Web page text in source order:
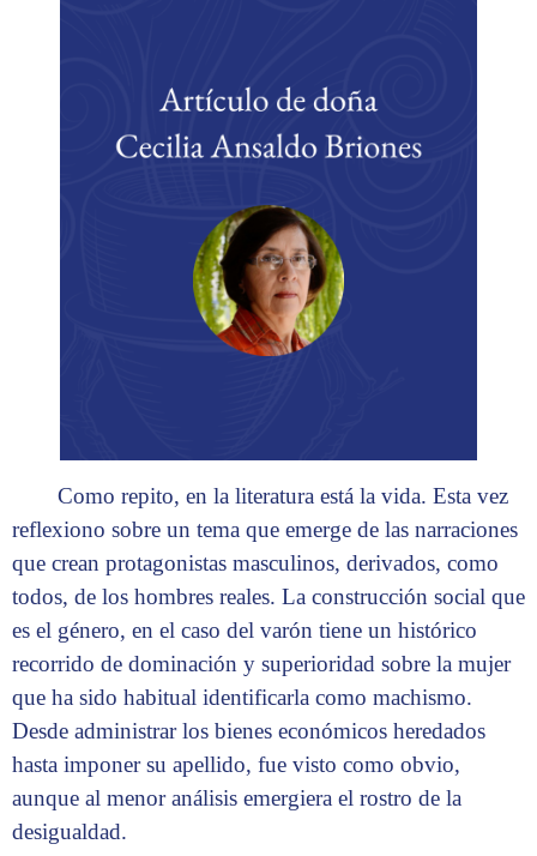
Como repito, en la literatura está la vida. Esta vez
reflexiono sobre un tema que emerge de las narraciones
que crean protagonistas masculinos, derivados, como
todos, de los hombres reales. La construcción social que
es el género, en el caso del varón tiene un histórico
recorrido de dominación y superioridad sobre la mujer
que ha sido habitual identificarla como machismo.
Desde administrar los bienes económicos heredados
hasta imponer su apellido, fue visto como obvio,
aunque al menor análisis emergiera el rostro de la
desigualdad.